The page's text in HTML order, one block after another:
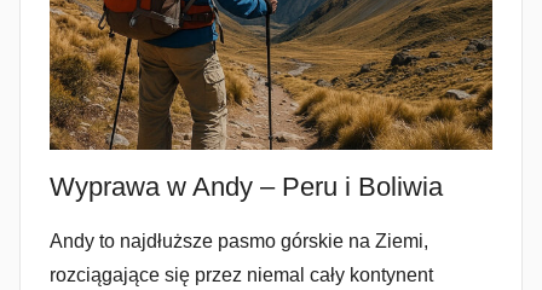
Wyprawa w Andy – Peru i Boliwia
Andy to najdłuższe pasmo górskie na Ziemi,
rozciągające się przez niemal cały kontynent